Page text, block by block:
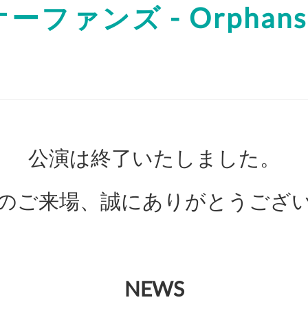
ーファンズ -
公演は終了いたしました。
ご来場、誠にありがとうござ
NEWS